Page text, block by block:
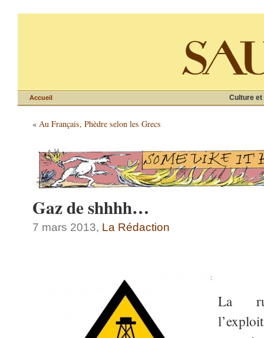
Culture et
Accueil
« Au Français, Phèdre selon les Grecs
Gaz de shhhh…
7 mars 2013, La Rédaction
La